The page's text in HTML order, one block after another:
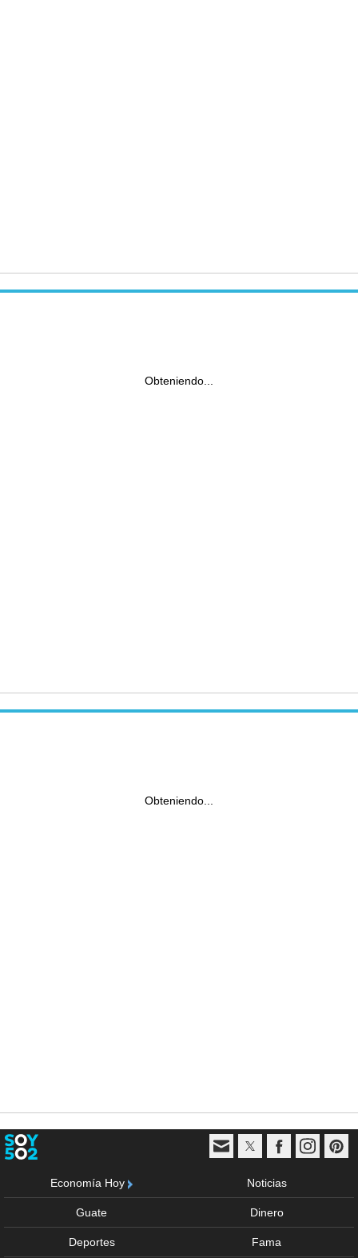
Obteniendo...
Obteniendo...
Economía Hoy Noticias
Guate Dinero
Deportes Fama